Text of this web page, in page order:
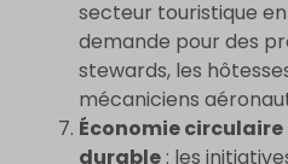
secteur touristique
demande pour des
stewards, les
mécaniciens
Économie
durable : les